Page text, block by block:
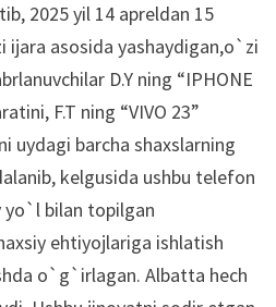
2025 yil 14 apreldan 15
ijara asosida yashaydigan,o`zi
D.Y ning “IPHONE
F.T ning “VIVO 23”
uydagi barcha shaxslarning
kelgusida ushbu telefon
yo`l bilan topilgan
ehtiyojlariga ishlatish
o`g`irlagan. Albatta hech